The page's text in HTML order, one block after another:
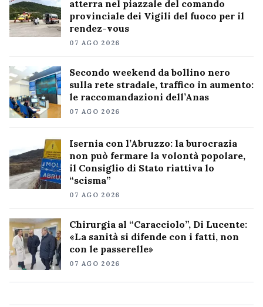
atterra nel piazzale del comando
provinciale dei Vigili del fuoco per il
rendez-vous
07 AGO 2026
Secondo weekend da bollino nero
sulla rete stradale, traffico in aumento:
le raccomandazioni dell’Anas
07 AGO 2026
Isernia con l’Abruzzo: la burocrazia
non può fermare la volontà popolare,
il Consiglio di Stato riattiva lo
“scisma”
07 AGO 2026
Chirurgia al “Caracciolo”, Di Lucente:
«La sanità si difende con i fatti, non
con le passerelle»
07 AGO 2026